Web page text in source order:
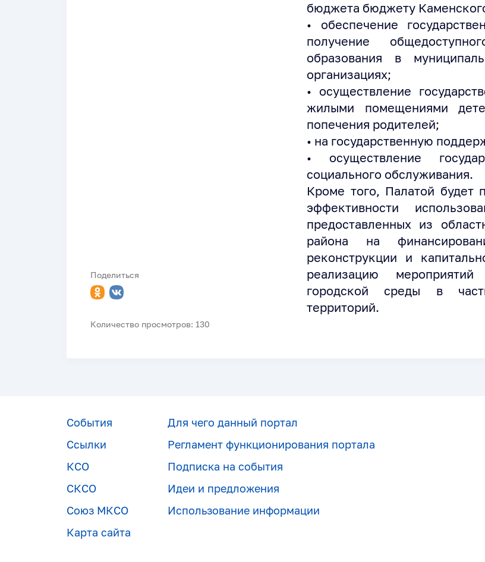
Поделиться
Количество просмотров: 130
бюджета бюджету
• обеспечение
получение
образования в
организациях;
• осуществление
жилыми помещениями
попечения родителей;
• на государственную
• осуществление
социального обслуживания.
Кроме того, Палатой будет
эффективности
предоставленных из
района на
реконструкции и
реализацию
городской среды в
территорий.
События
Ссылки
КСО
СКСО
Союз МКСО
Карта сайта
Для чего данный портал
Регламент функционирования портала
Подписка на события
Идеи и предложения
Использование информации